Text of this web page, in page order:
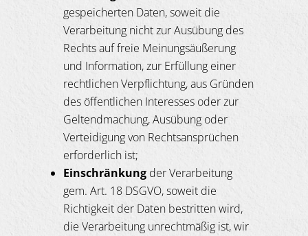
gespeicherten Daten, soweit die
Verarbeitung nicht zur Ausübung des
Rechts auf freie Meinungsäußerung
und Information, zur Erfüllung einer
rechtlichen Verpflichtung, aus Gründen
des öffentlichen Interesses oder zur
Geltendmachung, Ausübung oder
Verteidigung von Rechtsansprüchen
erforderlich ist;
Einschränkung der Verarbeitung
gem. Art. 18 DSGVO, soweit die
Richtigkeit der Daten bestritten wird,
die Verarbeitung unrechtmäßig ist, wir